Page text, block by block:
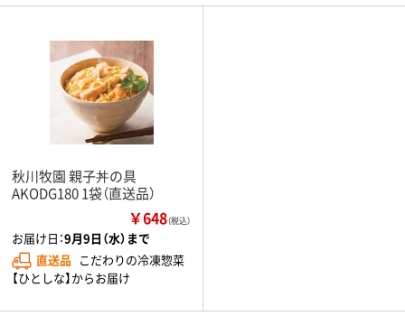
秋川牧園 親子丼の具
AKODG180 1袋（直送品）
￥648（税込）
お届け日：9月9日（水）まで
直送品 こだわりの冷凍惣菜
【ひとしな】からお届け